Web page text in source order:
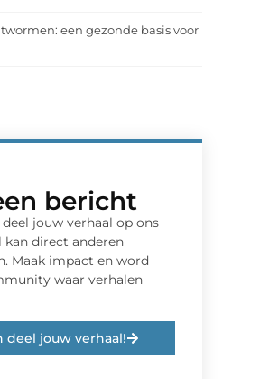
een gezonde basis voor
bericht
jouw verhaal op ons
direct anderen
Maak impact en word
waar verhalen
deel jouw verhaal!